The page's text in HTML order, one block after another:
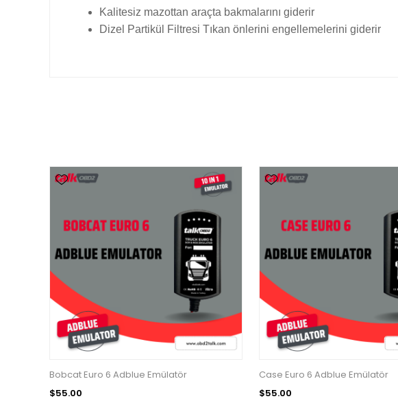
Kalitesiz mazottan araçta bakmalarını giderir
Dizel Partikül Filtresi Tıkan önlerini engellemelerini giderir
Bobcat Euro 6 Adblue Emülatör
$55.00
Case Euro 6 Adblue Emülatör
$55.00